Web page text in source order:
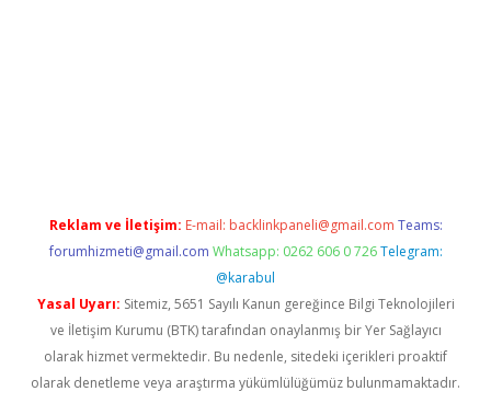
Reklam ve İletişim: E-mail: backlinkpaneli@gmail.com Teams:
forumhizmeti@gmail.com Whatsapp: 0262 606 0 726 Telegram:
@karabul
Yasal Uyarı: Sitemiz, 5651 Sayılı Kanun gereğince Bilgi Teknolojileri
ve İletişim Kurumu (BTK) tarafından onaylanmış bir Yer Sağlayıcı
olarak hizmet vermektedir. Bu nedenle, sitedeki içerikleri proaktif
olarak denetleme veya araştırma yükümlülüğümüz bulunmamaktadır.